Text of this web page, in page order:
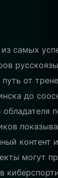
самых
от
до
контент и
могут